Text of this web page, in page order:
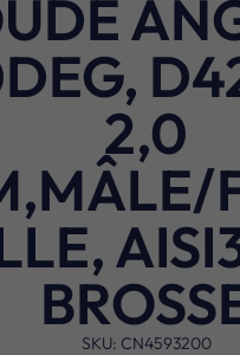
2,0
SKU: CN4593200